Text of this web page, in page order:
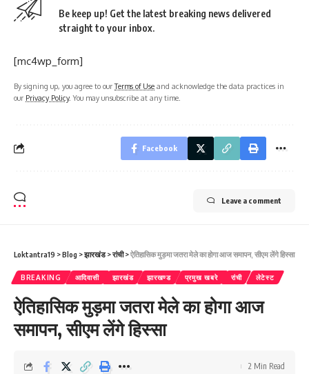
Be keep up! Get the latest breaking news delivered
straight to your inbox.
[mc4wp_form]
By signing up, you agree to ourTerms of Use and acknowledge the data practices in
our Privacy Policy. You may unsubscribe at any time.
Facebook
Leave a comment
Loktantra19 >Blog >झारखंड>रांची>ऐतिहासिक मुड़मा जतरा मेले का होगा आज समापन, सीएम लेंगे हिस्सा
BREAKING आदिवासी झारखंड झारखण्ड प्रमुख खबरे रांची लेटेस्ट
ऐतिहासिक मुड़मा जतरा मेले का होगा आज
समापन, सीएम लेंगे हिस्सा
2 Min Read